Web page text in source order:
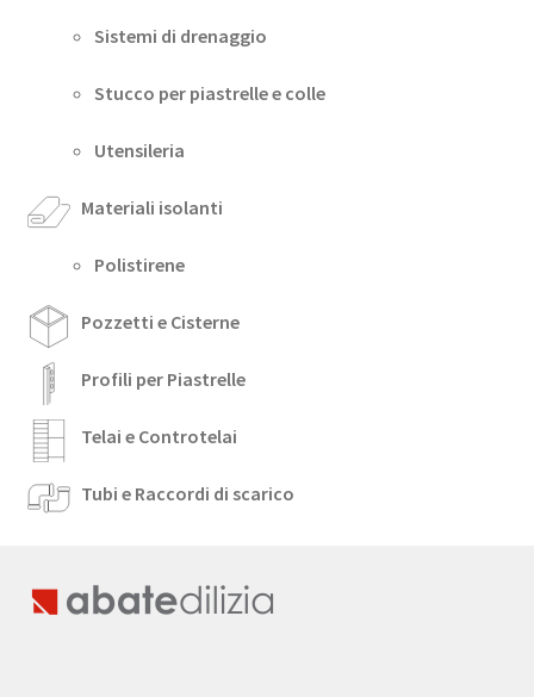
Sistemi di drenaggio
Stucco per piastrelle e colle
Utensileria
Materiali isolanti
Polistirene
Pozzetti e Cisterne
Profili per Piastrelle
Telai e Controtelai
Tubi e Raccordi di scarico